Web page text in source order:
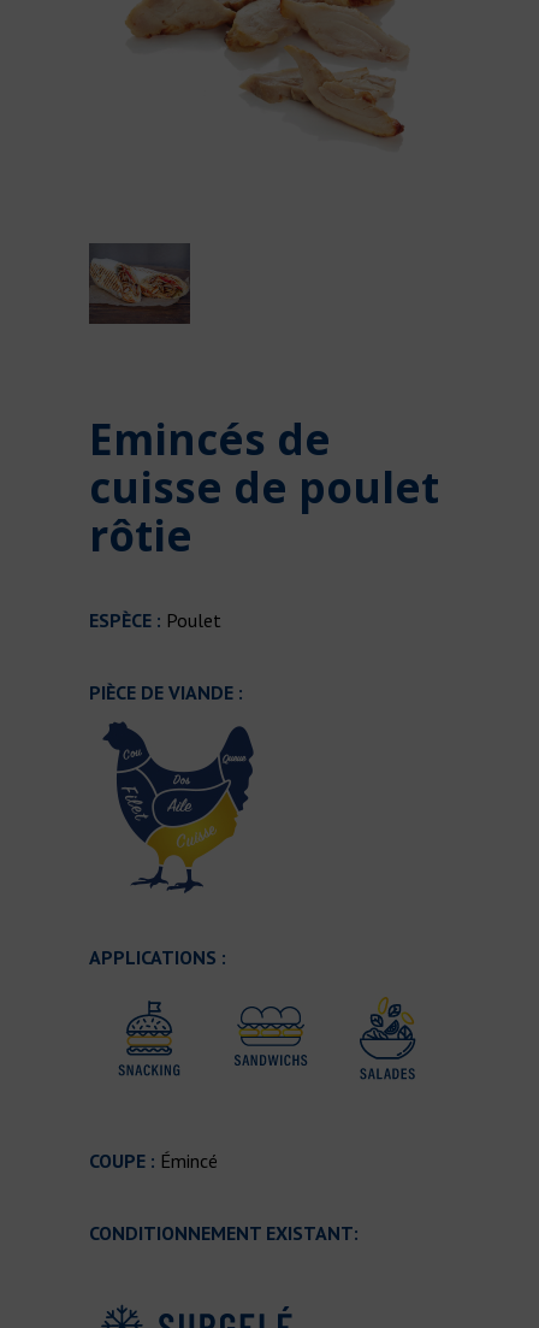
Emincés de
cuisse de poulet
rôtie
ESPÈCE : Poulet
PIÈCE DE VIANDE :
APPLICATIONS :
COUPE : Émincé
CONDITIONNEMENT EXISTANT: